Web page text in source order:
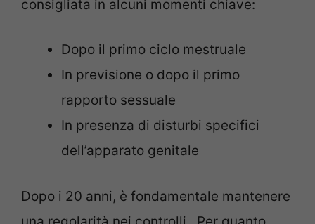
consigliata in alcuni momenti chiave:
Dopo il primo ciclo mestruale
In previsione o dopo il primo
rapporto sessuale
In presenza di disturbi specifici
dell’apparato genitale
Dopo i 20 anni, è fondamentale mantenere